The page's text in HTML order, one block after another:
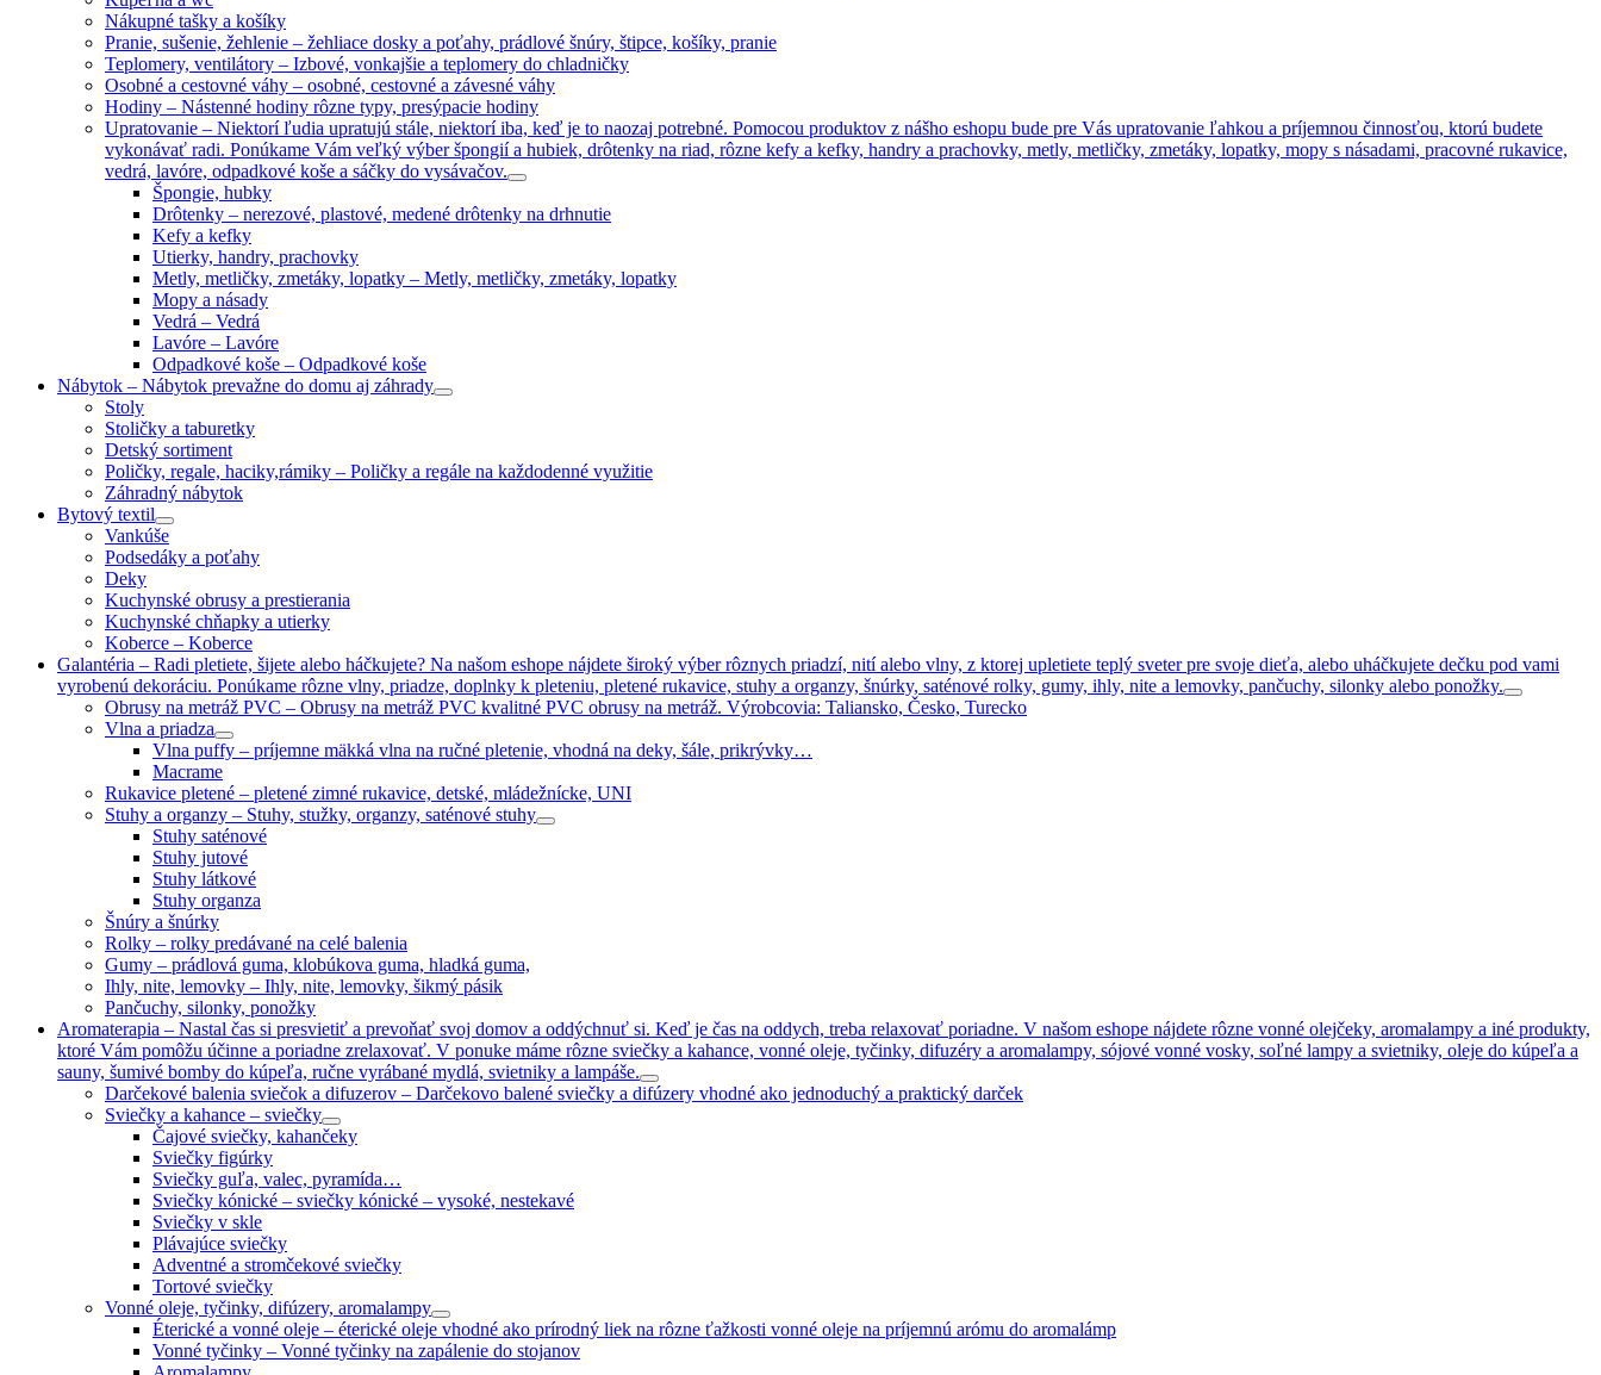
Nákupné tašky a košíky
Pranie, sušenie, žehlenie – žehliace dosky a poťahy, prádlové šnúry, štipce, košíky, pranie
Teplomery, ventilátory – Izbové, vonkajšie a teplomery do chladničky
Osobné a cestovné váhy – osobné, cestovné a závesné váhy
Hodiny – Nástenné hodiny rôzne typy, presýpacie hodiny
Upratovanie – Niektorí ľudia upratujú stále, niektorí iba, keď je to naozaj potrebné. Pomocou produktov z nášho eshopu bude pre Vás upratovanie ľahkou a príjemnou činnosťou, ktorú budete
vykonávať radi. Ponúkame Vám veľký výber špongií a hubiek, drôtenky na riad, rôzne kefy a kefky, handry a prachovky, metly, metličky, zmetáky, lopatky, mopy s násadami, pracovné rukavice,
vedrá, lavóre, odpadkové koše a sáčky do vysávačov.
Špongie, hubky
Drôtenky – nerezové, plastové, medené drôtenky na drhnutie
Kefy a kefky
Utierky, handry, prachovky
Metly, metličky, zmetáky, lopatky – Metly, metličky, zmetáky, lopatky
Mopy a násady
Vedrá – Vedrá
Lavóre – Lavóre
Odpadkové koše – Odpadkové koše
Nábytok – Nábytok prevažne do domu aj záhrady
Stoly
Stoličky a taburetky
Detský sortiment
Poličky, regale, haciky,rámiky – Poličky a regále na každodenné využitie
Záhradný nábytok
Bytový textil
Vankúše
Podsedáky a poťahy
Deky
Kuchynské obrusy a prestierania
Kuchynské chňapky a utierky
Koberce – Koberce
Galantéria – Radi pletiete, šijete alebo háčkujete? Na našom eshope nájdete široký výber rôznych priadzí, nití alebo vlny, z ktorej upletiete teplý sveter pre svoje dieťa, alebo uháčkujete dečku pod vami
vyrobenú dekoráciu. Ponúkame rôzne vlny, priadze, doplnky k pleteniu, pletené rukavice, stuhy a organzy, šnúrky, saténové rolky, gumy, ihly, nite a lemovky, pančuchy, silonky alebo ponožky.
Obrusy na metráž PVC – Obrusy na metráž PVC kvalitné PVC obrusy na metráž. Výrobcovia: Taliansko, Česko, Turecko
Vlna a priadza
Vlna puffy – príjemne mäkká vlna na ručné pletenie, vhodná na deky, šále, prikrývky…
Macrame
Rukavice pletené – pletené zimné rukavice, detské, mládežnícke, UNI
Stuhy a organzy – Stuhy, stužky, organzy, saténové stuhy
Stuhy saténové
Stuhy jutové
Stuhy látkové
Stuhy organza
Šnúry a šnúrky
Rolky – rolky predávané na celé balenia
Gumy – prádlová guma, klobúkova guma, hladká guma,
Ihly, nite, lemovky – Ihly, nite, lemovky, šikmý pásik
Pančuchy, silonky, ponožky
Aromaterapia – Nastal čas si presvietiť a prevoňať svoj domov a oddýchnuť si. Keď je čas na oddych, treba relaxovať poriadne. V našom eshope nájdete rôzne vonné olejčeky, aromalampy a iné produkty,
ktoré Vám pomôžu účinne a poriadne zrelaxovať. V ponuke máme rôzne sviečky a kahance, vonné oleje, tyčinky, difuzéry a aromalampy, sójové vonné vosky, soľné lampy a svietniky, oleje do kúpeľa a
sauny, šumivé bomby do kúpeľa, ručne vyrábané mydlá, svietniky a lampáše.
Darčekové balenia sviečok a difuzerov – Darčekovo balené sviečky a difúzery vhodné ako jednoduchý a praktický darček
Sviečky a kahance – sviečky
Čajové sviečky, kahančeky
Sviečky figúrky
Sviečky guľa, valec, pyramída…
Sviečky kónické – sviečky kónické – vysoké, nestekavé
Sviečky v skle
Plávajúce sviečky
Adventné a stromčekové sviečky
Tortové sviečky
Vonné oleje, tyčinky, difúzery, aromalampy
Éterické a vonné oleje – éterické oleje vhodné ako prírodný liek na rôzne ťažkosti vonné oleje na príjemnú arómu do aromalámp
Vonné tyčinky – Vonné tyčinky na zapálenie do stojanov